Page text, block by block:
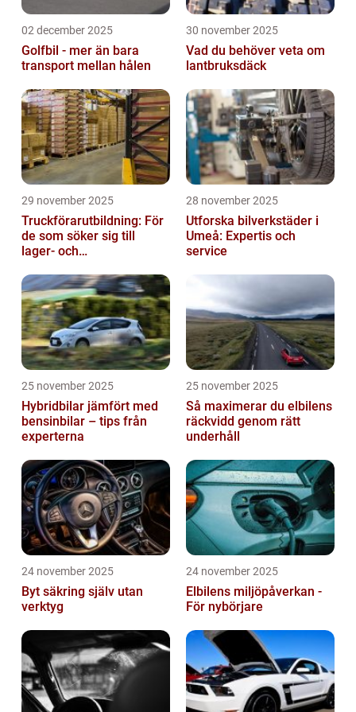
02 december 2025
Golfbil - mer än bara
transport mellan hålen
30 november 2025
Vad du behöver veta om
lantbruksdäck
29 november 2025
Truckförarutbildning: För
de som söker sig till
lager- och
28 november 2025
Utforska bilverkstäder i
Umeå: Expertis och
service
25 november 2025
Hybridbilar jämfört med
bensinbilar – tips från
experterna
25 november 2025
Så maximerar du elbilens
räckvidd genom rätt
underhåll
24 november 2025
Byt säkring själv utan
verktyg
24 november 2025
Elbilens miljöpåverkan -
För nybörjare